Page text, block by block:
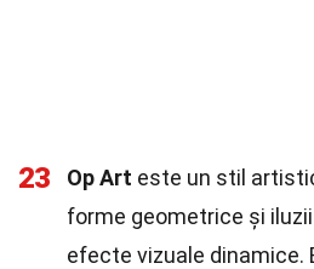
23 Op Art este un stil
forme geometrice și
efecte vizuale dinamice.